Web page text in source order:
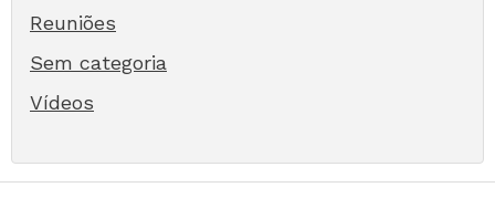
Reuniões
Sem categoria
Vídeos